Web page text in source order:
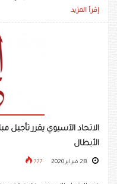
إقرأ المزيد
الاتحاد الآسيوي يقرر تأجيل
الأبطال
777